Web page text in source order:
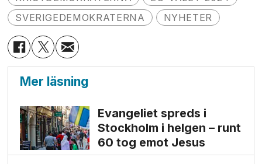
SVERIGEDEMOKRATERNA
NYHETER
Mer läsning
Evangeliet spreds i
Stockholm i helgen – runt
60 tog emot Jesus